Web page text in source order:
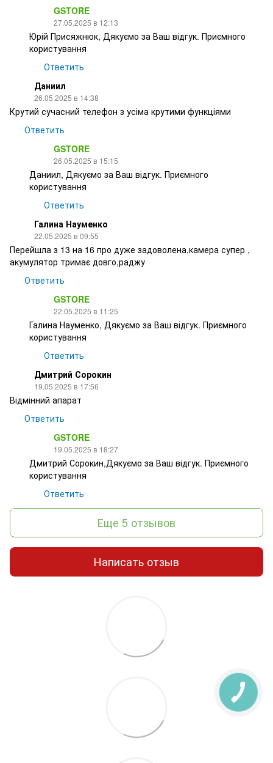
GSTORE
27.05.2025 в 12:13
Юрій Присяжнюк, Дякуємо за Ваш відгук. Приємного
користування
Ответить
Даниил
26.05.2025 в 14:38
Крутий сучасний телефон з усіма крутими функціями
Ответить
GSTORE
26.05.2025 в 15:15
Даниил, Дякуємо за Ваш відгук. Приємного
користування
Ответить
Галина Науменко
22.05.2025 в 09:55
Перейшла з 13 на 16 про дуже задоволена,камера супер ,
акумулятор тримає довго,раджу
Ответить
GSTORE
22.05.2025 в 11:25
Галина Науменко, Дякуємо за Ваш відгук. Приємного
користування
Ответить
Дмитрий Сорокин
19.05.2025 в 17:56
Відмінний апарат
Ответить
GSTORE
19.05.2025 в 18:27
Дмитрий Сорокин,Дякуємо за Ваш відгук. Приємного
користування
Ответить
Еще 5 отзывов
Написать отзыв